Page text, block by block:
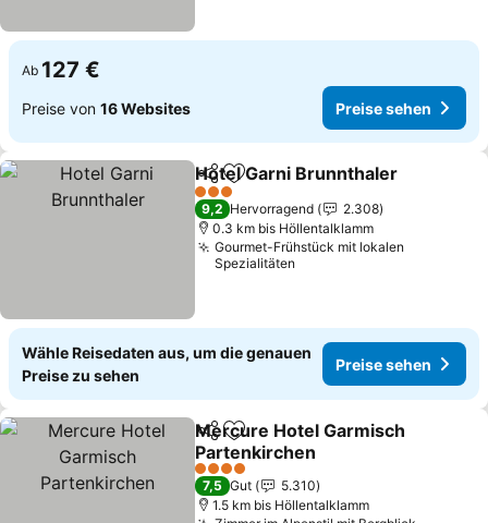
Ab 127 €
Preise von 16 Websites Preise sehen
TeilenZu Favoriten hinzufügen
Hotel Garni Brunnthaler
3 Sterne
9,2 Hervorragend
2.308
0.3 km bis Höllentalklamm
Gourmet-Frühstück mit lokalen
Spezialitäten
Wähle Reisedaten aus, um die genauen
Preise zu sehen
Preise sehen
TeilenZu Favoriten hinzufügen
Mercure Hotel Garmisch
Partenkirchen
Preise sehen
4 Sterne
7,5 Gut
5.310
1.5 km bis Höllentalklamm